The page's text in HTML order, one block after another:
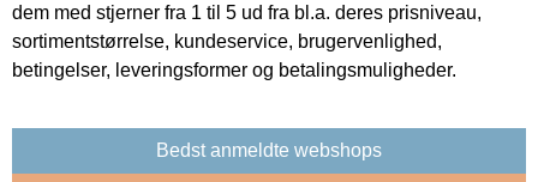
dem med stjerner fra 1 til 5 ud fra bl.a. deres prisniveau,
sortimentstørrelse, kundeservice, brugervenlighed,
betingelser, leveringsformer og betalingsmuligheder.
Bedst anmeldte webshops